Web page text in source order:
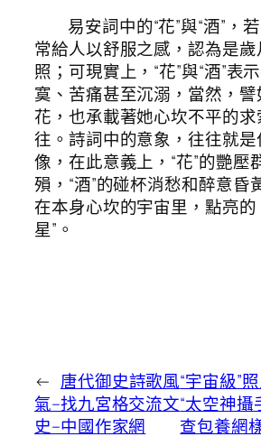
易安詞中的“花”與“酒”，
常給人以舒服之感，認為是
照；可現實上，“花”與“酒”表
寞、苦痛甚至沉溺，當然，
花，也承載著她心坎不平的
往。詩詞中的意象，往往就
像，在此意義上，“花”的艷壓
殞，“酒”的碰杯消愁和醉意昏
在本身心坎的宇宙里，點亮的
星”。
← 唐代御史詩歌風
氣–找九宮格交流文
史–中國作家網
“宇宙級”
“太空神攝
查包養網